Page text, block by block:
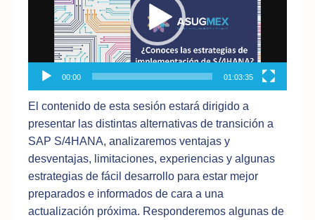
00:00 01:03:35
El contenido de esta sesión estará dirigido a
presentar las distintas alternativas de transición a
SAP S/4HANA, analizaremos ventajas y
desventajas, limitaciones, experiencias y algunas
estrategias de fácil desarrollo para estar mejor
preparados e informados de cara a una
actualización próxima. Responderemos algunas de